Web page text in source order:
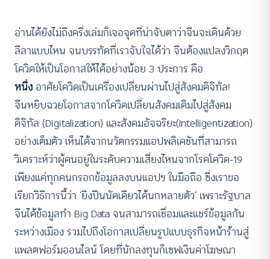
อ่านได้ยังไม่ถึงครึ่งเล่มก็เจอจุดที่น่าจับตาว่าจีนจะเดินด้วย
ลีลาแบบไหน จนบรรทัดที่เราจับใจได้ว่า จีนต้องแปลงวิกฤต
โควิดให้เป็นโอกาสให้ได้อย่างน้อย 3 ประการ คือ
หนึ่ง อาศัยโควิดเป็นเครื่องเปลี่ยนผ่านไปสู่สังคมดิจิทัล!
จีนหยิบฉวยโอกาสจากโควิดเปลี่ยนสังคมเดิมไปสู่สังคม
ดิจิทัล (Digitalization) และสังคมอัจฉริยะ(Intelligentization)
อย่างเต็มตัว เห็นได้จากนวัตกรรมแอปพลิเคชันที่สามารถ
วิเคราะห์ว่าผู้คนอยู่ในระดับความเสี่ยงไหนจากโรคโควิด-19
เพียงแค่ทุกคนกรอกข้อมูลลงบนแอปฯ ในมือถือ ซึ่งเราขอ
เรียกวิธีการนี้ว่า ‘ยิงปืนนัดเดียวได้นกหลายตัว’ เพราะรัฐบาล
จีนได้ข้อมูลทำ Big Data จนสามารถเชื่อมและแชร์ข้อมูลกัน
ระหว่างเมือง รวมไปถึงโอกาสเปลี่ยนรูปแบบธุรกิจหน้าร้านสู่
แพลตฟอร์มออนไลน์ โดยที่นักลงทุนก็เซฟเงินค่าโฆษณา